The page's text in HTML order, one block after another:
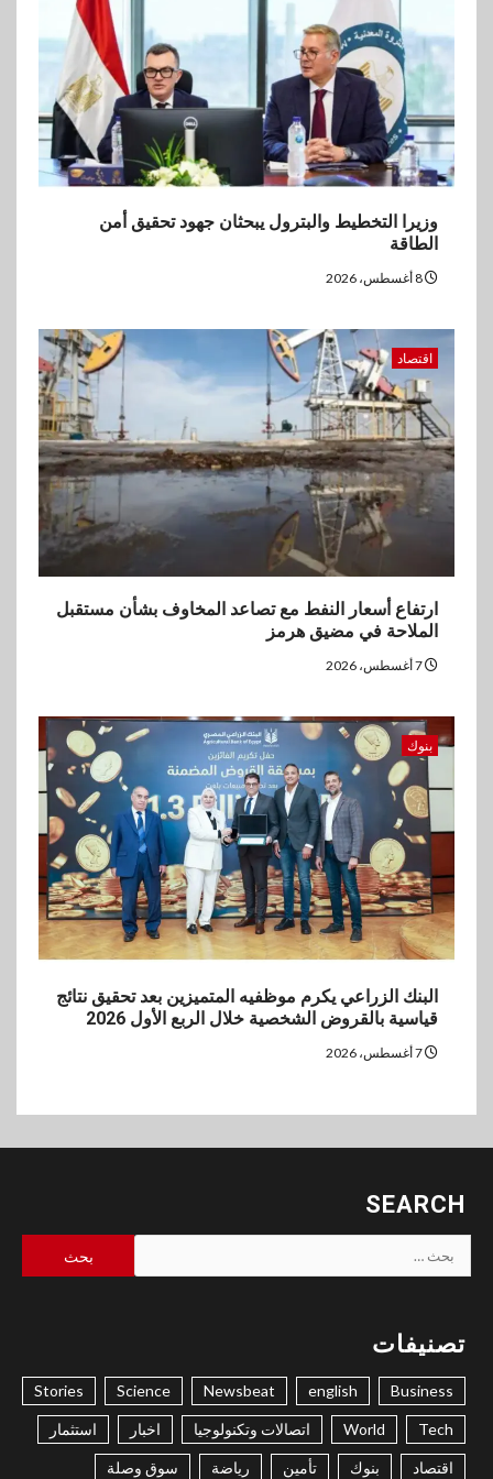
2026
وزيرا التخطيط والبترول يبحثان جهود تحقيق أمن
الطاقة
اقتصاد
ارتفاع أسعار النفط مع تصاعد المخاوف بشأن مستقبل
الملاحة في مضيق هرمز
بنوك
البنك الزراعي يكرم موظفيه المتميزين بعد تحقيق نتائج
قياسية بالقروض الشخصية خلال الربع الأول 2026
SEARCH
البحث
عن:
تصنيفات
Business
english
Newsbeat
Science
Stories
Tech
World اتصالات وتكنولوجيا اخبار استثمار
اقتصاد بنوك تأمين رياضة سوق وصلة